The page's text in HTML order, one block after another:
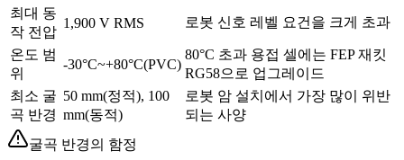
최대 동
작 전압
1,900 V RMS 로봇 신호 레벨 요건을 크게 초과
온도 범
위
-30°C~+80°C(PVC)
80°C 초과 용접 셀에는 FEP 재킷
RG58으로 업그레이드
최소 굴
곡 반경
50 mm(정적), 100
mm(동적)
로봇 암 설치에서 가장 많이 위반
되는 사양
굴곡 반경의 함정